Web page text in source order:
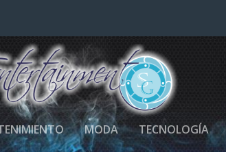
MODA TECNOLOGÍA